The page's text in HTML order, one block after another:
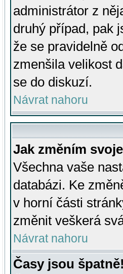
administrátor z
druhý případ, pak
že se pravidelně
zmenšila velikost
se do diskuzí.
Návrat nahoru
Jak změním
Všechna vaše
databázi. Ke
v horní části
změnit veškerá
Návrat nahoru
Časy jsou špatně!